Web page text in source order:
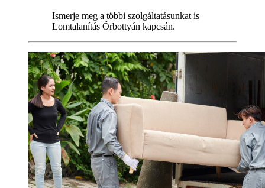
Ismerje meg a többi szolgáltatásunkat is
Lomtalanítás Őrbottyán kapcsán.